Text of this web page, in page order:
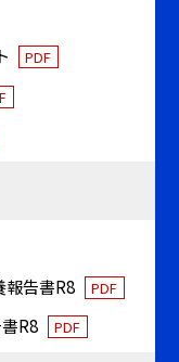
PDF
報告書R8 PDF
書R8 PDF